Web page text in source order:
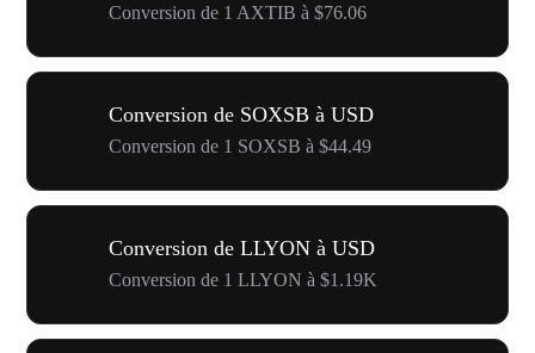
Conversion de 1 AXTIB à $76.06
Conversion de SOXSB à USD
Conversion de 1 SOXSB à $44.49
Conversion de LLYON à USD
Conversion de 1 LLYON à $1.19K